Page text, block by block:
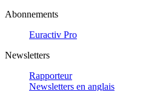
Abonnements
Euractiv Pro
Newsletters
Rapporteur
Newsletters en anglais